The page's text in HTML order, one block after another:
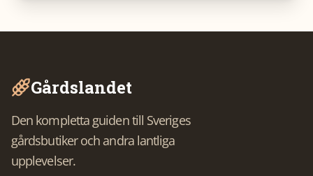
Gårdslandet
Den kompletta guiden till Sveriges
gårdsbutiker och andra lantliga
upplevelser.